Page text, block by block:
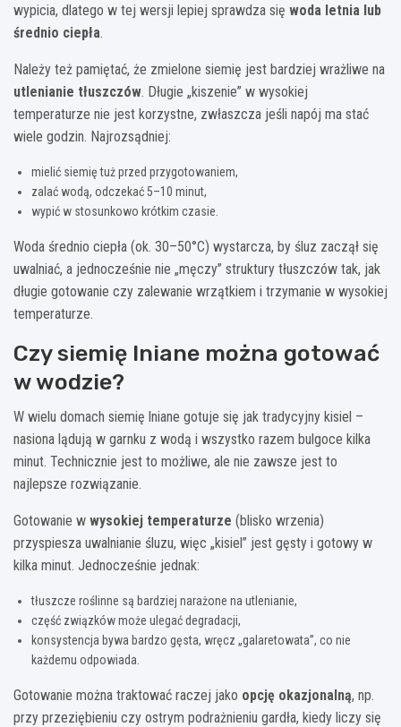
wypicia, dlatego w tej wersji lepiej sprawdza się woda letnia lub
średnio ciepła.
Należy też pamiętać, że zmielone siemię jest bardziej wrażliwe na
utlenianie tłuszczów. Długie „kiszenie” w wysokiej
temperaturze nie jest korzystne, zwłaszcza jeśli napój ma stać
wiele godzin. Najrozsądniej:
mielić siemię tuż przed przygotowaniem,
zalać wodą, odczekać 5–10 minut,
wypić w stosunkowo krótkim czasie.
Woda średnio ciepła (ok. 30–50°C) wystarcza, by śluz zaczął się
uwalniać, a jednocześnie nie „męczy” struktury tłuszczów tak, jak
długie gotowanie czy zalewanie wrzątkiem i trzymanie w wysokiej
temperaturze.
Czy siemię lniane można gotować
w wodzie?
W wielu domach siemię lniane gotuje się jak tradycyjny kisiel –
nasiona lądują w garnku z wodą i wszystko razem bulgoce kilka
minut. Technicznie jest to możliwe, ale nie zawsze jest to
najlepsze rozwiązanie.
Gotowanie w wysokiej temperaturze (blisko wrzenia)
przyspiesza uwalnianie śluzu, więc „kisiel” jest gęsty i gotowy w
kilka minut. Jednocześnie jednak:
tłuszcze roślinne są bardziej narażone na utlenianie,
część związków może ulegać degradacji,
konsystencja bywa bardzo gęsta, wręcz „galaretowata”, co nie
każdemu odpowiada.
Gotowanie można traktować raczej jako opcję okazjonalną, np.
przy przeziębieniu czy ostrym podrażnieniu gardła, kiedy liczy się